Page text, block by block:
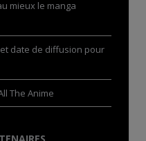
mieux le manga
date de diffusion pour
The Anime